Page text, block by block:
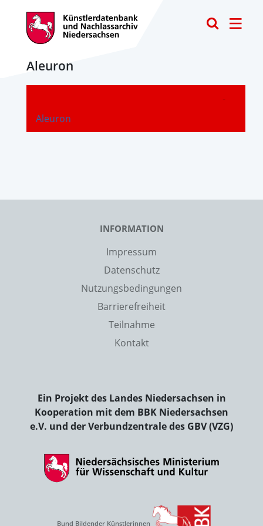
Aleuron
Aleuron
-
INFORMATION
Impressum
Datenschutz
Nutzungsbedingungen
Barrierefreiheit
Teilnahme
Kontakt
Ein Projekt des Landes Niedersachsen in
Kooperation mit dem BBK Niedersachsen
e.V. und der Verbundzentrale des GBV (VZG)
Bund Bildender Künstlerinnen